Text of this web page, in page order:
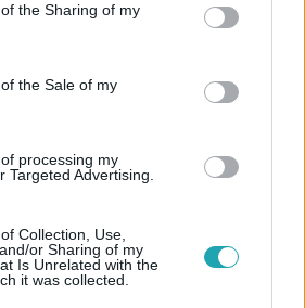
or usage behaviour. You may click to
to Google and its third-party tags to
specified purposes in below Google
the Sharing of my
the Sale of my
processing my
Targeted Advertising.
Collection, Use,
or Sharing of my
Is Unrelated with the
it was collected.